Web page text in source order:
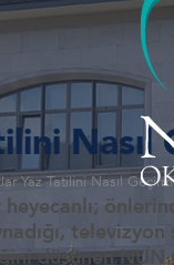
Yaz Tatilini Nasıl
heyecanlı;
düşünen